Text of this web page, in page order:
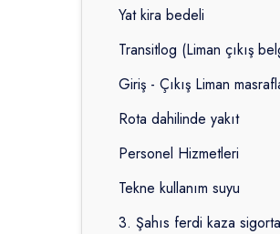
Yat kira bedeli
Transitlog (Liman çıkış
Giriş - Çıkış Liman
Rota dahilinde yakıt
Personel Hizmetleri
Tekne kullanım suyu
3. Şahıs ferdi kaza